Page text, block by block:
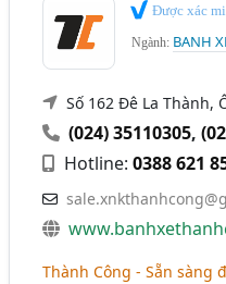
Được xác
Ngành: BANH
Số 162 Đê La Thành,
(024) 35110305,
Hotline:0388 621
Thành Công - Sẵn sàng